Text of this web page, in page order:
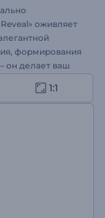
оживляет
формирования
он делает ваш
проста:
фоновую
1:1